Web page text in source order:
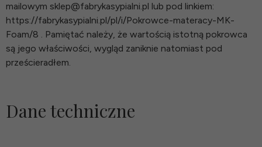
mailowym sklep@fabrykasypialni.pl lub pod linkiem:
https://fabrykasypialni.pl/pl/i/Pokrowce-materacy-MK-
Foam/8 . Pamiętać należy, że wartością istotną pokrowca
są jego właściwości, wygląd zaniknie natomiast pod
prześcieradłem.
Dane techniczne